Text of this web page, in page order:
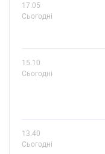
17.05
Сьогодні
15.10
Сьогодні
13.40
Сьогодні